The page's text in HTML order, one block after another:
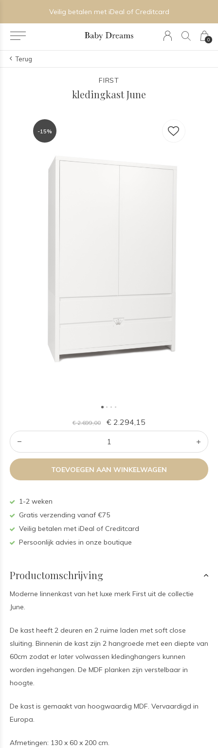
0
Veilig betalen met iDeal of Creditcard
Terug
FIRST
kledingkast June
-15%
€ 2.699,00 € 2.294,15
TOEVOEGEN AAN WINKELWAGEN
1-2 weken
Gratis verzending vanaf €75
Veilig betalen met iDeal of Creditcard
Persoonlijk advies in onze boutique
Productomschrijving
Moderne linnenkast van het luxe merk First uit de collectie
June.
De kast heeft 2 deuren en 2 ruime laden met soft close
sluiting. Binnenin de kast zijn 2 hangroede met een diepte van
60cm zodat er later volwassen kledinghangers kunnen
worden ingehangen. De MDF planken zijn verstelbaar in
hoogte.
De kast is gemaakt van hoogwaardig MDF. Vervaardigd in
Europa.
Afmetingen: 130 x 60 x 200 cm.